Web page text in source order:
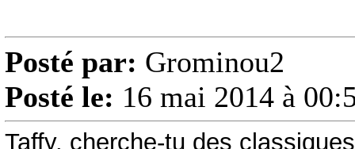
Posté par: Grominou2
Posté le: 16 mai 2014 à
Taffy, cherche-tu des